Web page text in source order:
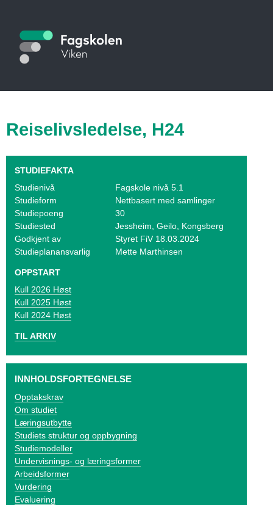
hovedinnhold
S
t
i
k
a
t
a
l
o
g
V
i
k
e
n
Reiselivsledelse, H24
STUDIEFAKTA
Studienivå
Fagskole nivå 5.1
Studieform
Nettbasert med samlinger
Studiepoeng
30
Studiested
Jessheim, Geilo, Kongsberg
Godkjent av
Styret FiV 18.03.2024
Studieplanansvarlig
Mette Marthinsen
OPPSTART
2026 Høst
2025 Høst
2024 Høst
TIL ARKIV
INNHOLDSFORTEGNELSE
Opptakskrav
Om studiet
Læringsutbytte
Studiets struktur og oppbygning
Studiemodeller
Undervisnings- og læringsformer
Arbeidsformer
Vurdering
Evaluering